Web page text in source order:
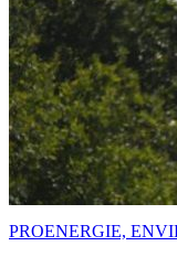
PROENERGIE,